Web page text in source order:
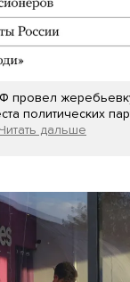
провел
политических
Читать дальше